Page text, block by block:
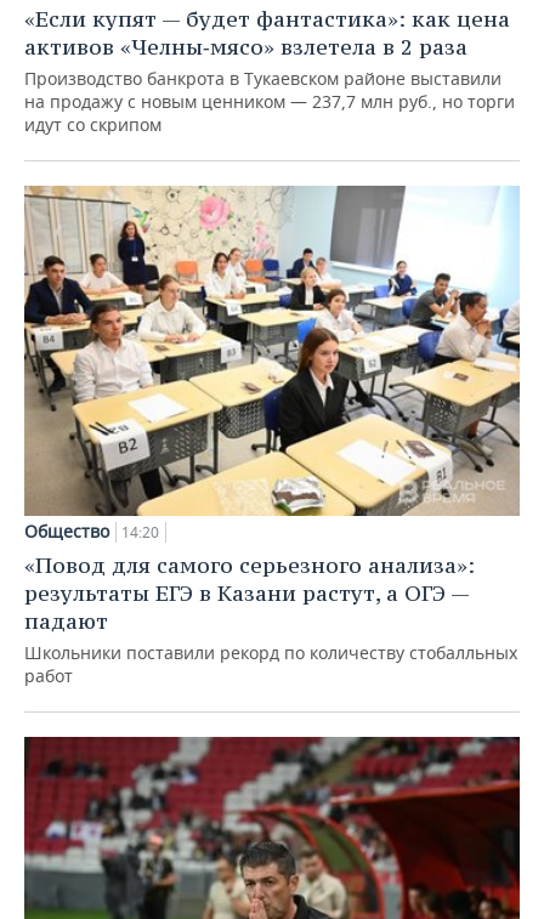
«Если купят — будет фантастика»: как цена
активов «Челны‑мясо» взлетела в 2 раза
Производство банкрота в Тукаевском районе выставили
на продажу с новым ценником — 237,7 млн руб., но торги
идут со скрипом
Общество 14:20
«Повод для самого серьезного анализа»:
результаты ЕГЭ в Казани растут, а ОГЭ —
падают
Школьники поставили рекорд по количеству стобалльных
работ